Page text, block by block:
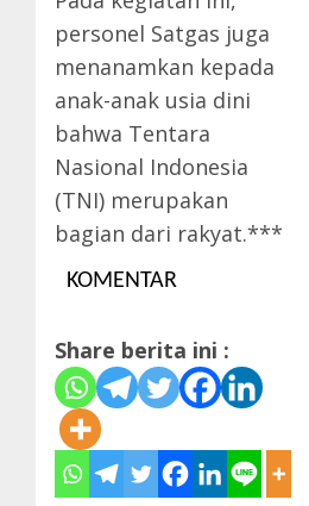
personel Satgas juga
menanamkan kepada
anak-anak usia dini
bahwa Tentara
Nasional Indonesia
(TNI) merupakan
bagian dari rakyat.***
KOMENTAR
Share berita ini :